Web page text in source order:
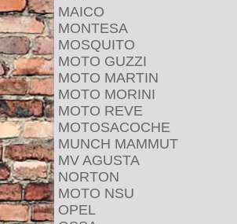
MAICO
MONTESA
MOSQUITO
MOTO GUZZI
MOTO MARTIN
MOTO MORINI
MOTO REVE
MOTOSACOCHE
MUNCH MAMMUT
MV AGUSTA
NORTON
MOTO NSU
OPEL